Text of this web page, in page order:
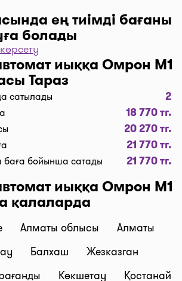
ең тиімді бағаны
болады
бойынша іріктеу үшін “Сүзгі”
“Бағасы бойынша, 1… бастап
деген түймені басыңыз.
төмен баға сіздің алдыңызда. I-
үнемдеңіз!
дәрі-дәрмекті тез жеткізу керек
“Сатып алу” түймесі
салып, “Дәріхананы таңдау”
ресімдеңіз, содан соң
дәрі-дәрмектерді үйге немесе
жеткізеді. Дәрілерді
бағасы қазіргі сәтте 1500 тг.
(құны тәуліктің уақытынан
жеткізу мекенжайының ара-
иыққа Омрон M1
Тараз
сатылады 2
18 770 тг.
20 270 тг.
21 770 тг.
баға бойынша сатады 21 770 тг.
иыққа Омрон M1
қалаларда
Алматы облысы
Алматы
Балхаш
Жезказган
Көкшетау
Қостанай